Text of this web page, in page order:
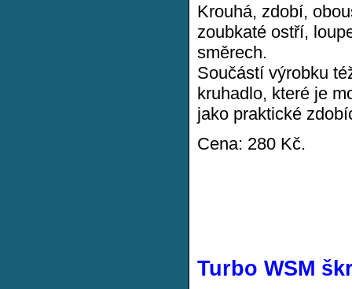
Krouhá, zdobí,
zoubkaté ostří,
směrech.
Součástí výrobku
kruhadlo, které je
jako praktické
Cena: 280 Kč.
Turbo WSM